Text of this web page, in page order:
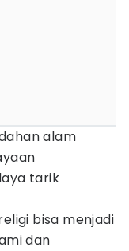
alam
tarik
bisa menjadi
dan